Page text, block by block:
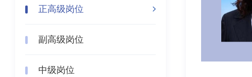
正高级岗位
副高级岗位
中级岗位